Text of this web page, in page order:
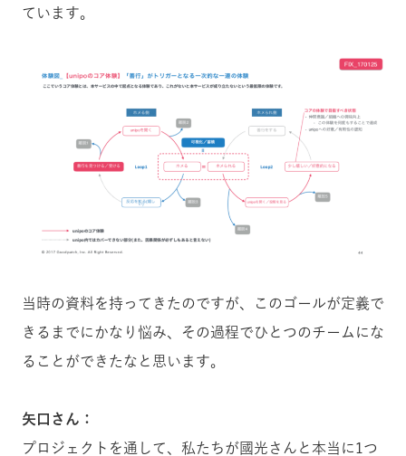
ています。
当時の資料を持ってきたのですが、このゴールが定義で
きるまでにかなり悩み、その過程でひとつのチームにな
ることができたなと思います。
矢口さん：
プロジェクトを通して、私たちが國光さんと本当に1つ